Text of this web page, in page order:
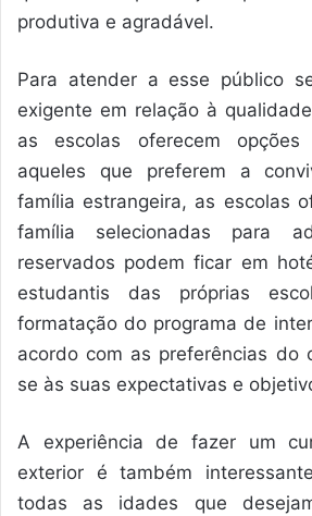
produtiva e agradável.
Para atender a esse público
exigente em relação à
as escolas oferecem
aqueles que preferem a
família estrangeira, as escolas
família selecionadas para
reservados podem ficar em
estudantis das próprias
formatação do programa de
acordo com as preferências do
se às suas expectativas e
A experiência de fazer um
exterior é também
todas as idades que